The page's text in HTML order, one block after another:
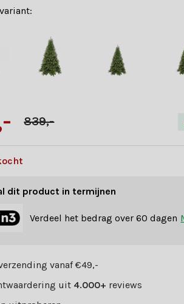
839,-
dit product in termijnen
Verdeel het bedrag over 60 dagen
vanaf €49,-
uit 4.000+ reviews